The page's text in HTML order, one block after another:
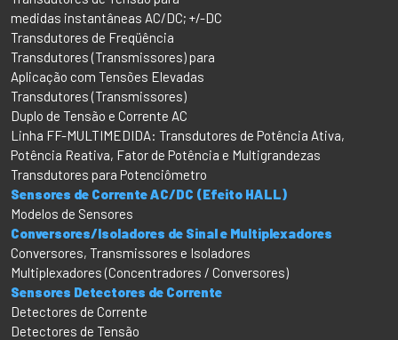
medidas instantâneas AC/DC; +/-DC
Transdutores de Freqüência
Transdutores (Transmissores) para
Aplicação com Tensões Elevadas
Transdutores (Transmissores)
Duplo de Tensão e Corrente AC
Linha FF-MULTIMEDIDA: Transdutores de Potência Ativa,
Potência Reativa, Fator de Potência e Multigrandezas
Transdutores para Potenciômetro
Sensores de Corrente AC/DC (Efeito HALL)
Modelos de Sensores
Conversores/Isoladores de Sinal e Multiplexadores
Conversores, Transmissores e Isoladores
Multiplexadores (Concentradores / Conversores)
Sensores Detectores de Corrente
Detectores de Corrente
Detectores de Tensão